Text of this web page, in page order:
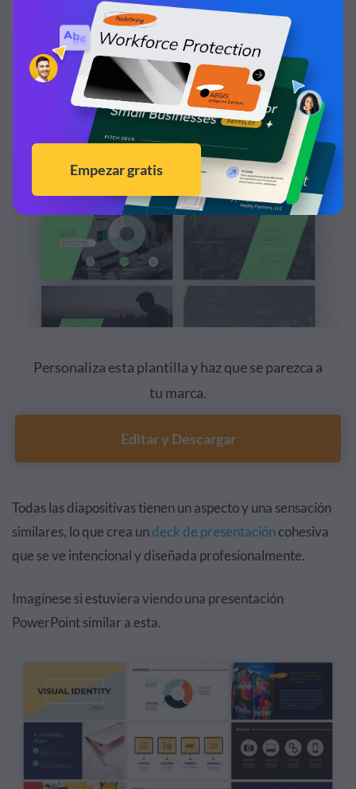
Personaliza esta plantilla y haz que se parezca a
tu marca.
Editar y Descargar
Todas las diapositivas tienen un aspecto y una sensación
similares, lo que crea undeck de presentacióncohesiva
que se ve intencional y diseñada profesionalmente.
Imagínese si estuviera viendo una presentación
PowerPoint similar a esta.